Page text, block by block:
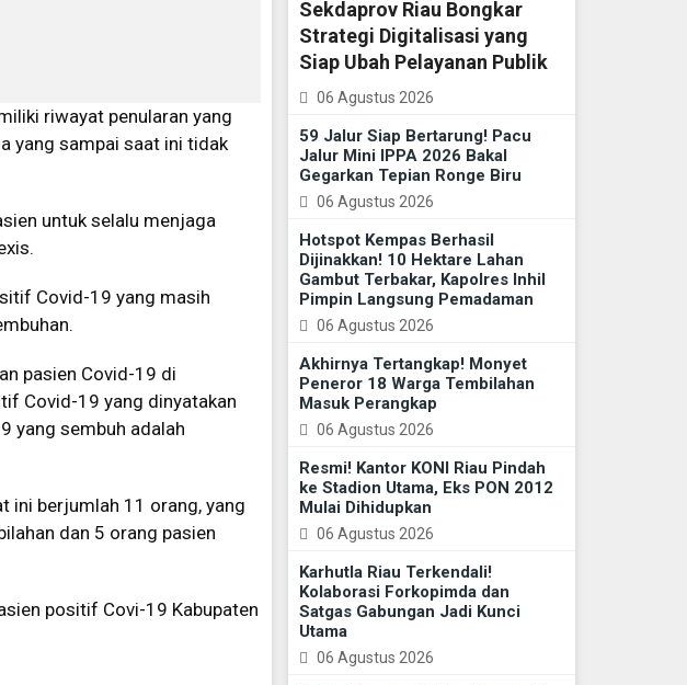
riwayat penularan yang
yang sampai saat ini tidak
untuk selalu menjaga
Covid-19 yang masih
pasien Covid-19 di
Covid-19 yang dinyatakan
yang sembuh adalah
ini berjumlah 11 orang, yang
dan 5 orang pasien
positif Covi-19 Kabupaten
Sekdaprov Riau Bongkar
Strategi Digitalisasi yang
Siap Ubah Pelayanan Publik
06 Agustus 2026
59 Jalur Siap Bertarung! Pacu
Jalur Mini IPPA 2026 Bakal
Gegarkan Tepian Ronge Biru
06 Agustus 2026
Hotspot Kempas Berhasil
Dijinakkan! 10 Hektare Lahan
Gambut Terbakar, Kapolres Inhil
Pimpin Langsung Pemadaman
06 Agustus 2026
Akhirnya Tertangkap! Monyet
Peneror 18 Warga Tembilahan
Masuk Perangkap
06 Agustus 2026
Resmi! Kantor KONI Riau Pindah
ke Stadion Utama, Eks PON 2012
Mulai Dihidupkan
06 Agustus 2026
Karhutla Riau Terkendali!
Kolaborasi Forkopimda dan
Satgas Gabungan Jadi Kunci
Utama
06 Agustus 2026